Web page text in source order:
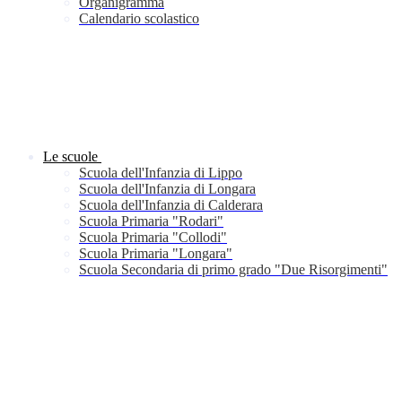
Calendario scolastico
Le scuole
Scuola dell'Infanzia di Lippo
Scuola dell'Infanzia di Longara
Scuola dell'Infanzia di Calderara
Scuola Primaria "Rodari"
Scuola Primaria "Collodi"
Scuola Primaria "Longara"
Scuola Secondaria di primo grado "Due Risorgimenti"